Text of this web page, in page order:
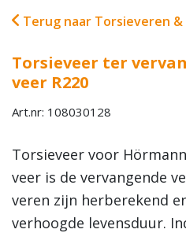
Terug naar Torsieveren &
Torsieveer ter
veer R220
Art.nr: 108030128
Torsieveer voor
veer is de vervangende
veren zijn herberekend
verhoogde levensduur.